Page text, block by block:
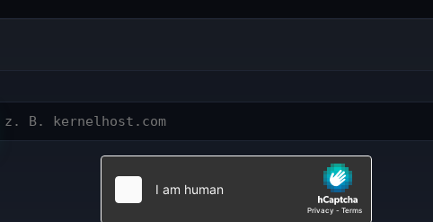
DNS Lookup (A، AAAA، MX، TXT، SPF، DKIM، DMARC)
SSL Checker (الشهادات، السلسلة، مدة الصلاحية)